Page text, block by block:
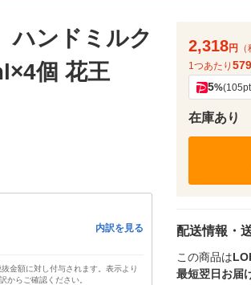
ハンドミルク
個 花王
内訳を見る
金額に対し付与されます。表示より
からご確認ください。
2,318円
1つあたり
5%
在庫あり
配送情報・
この商品は
最短翌日お届